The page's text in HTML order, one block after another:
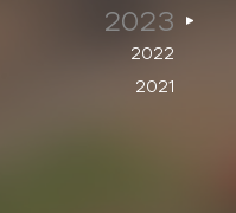
2023
2022
2021